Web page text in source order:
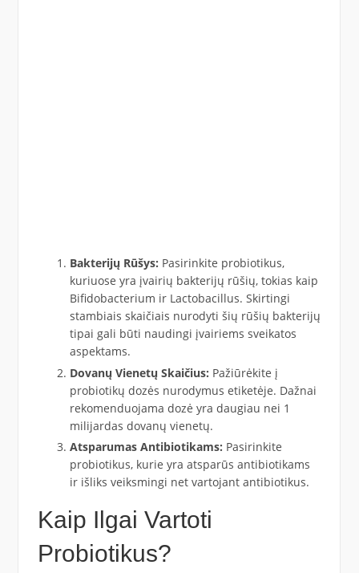
Bakterijų Rūšys: Pasirinkite probiotikus,
kuriuose yra įvairių bakterijų rūšių, tokias kaip
Bifidobacterium ir Lactobacillus. Skirtingi
stambiais skaičiais nurodyti šių rūšių bakterijų
tipai gali būti naudingi įvairiems sveikatos
aspektams.
Dovanų Vienetų Skaičius: Pažiūrėkite į
probiotikų dozės nurodymus etiketėje. Dažnai
rekomenduojama dozė yra daugiau nei 1
milijardas dovanų vienetų.
Atsparumas Antibiotikams: Pasirinkite
probiotikus, kurie yra atsparūs antibiotikams
ir išliks veiksmingi net vartojant antibiotikus.
Kaip Ilgai Vartoti
Probiotikus?